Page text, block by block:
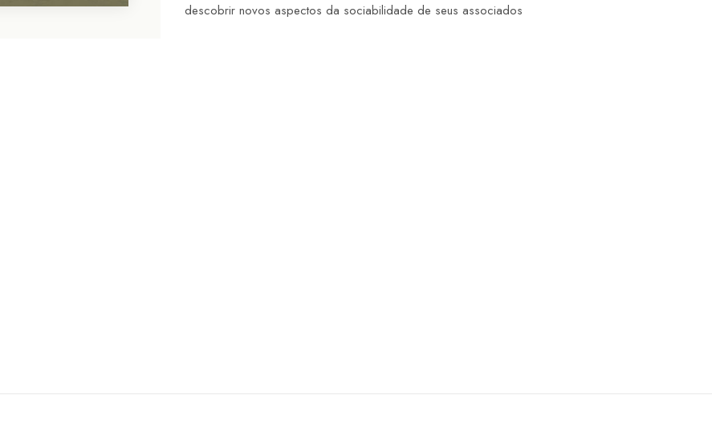
descobrir novos aspectos da sociabilidade de seus associados